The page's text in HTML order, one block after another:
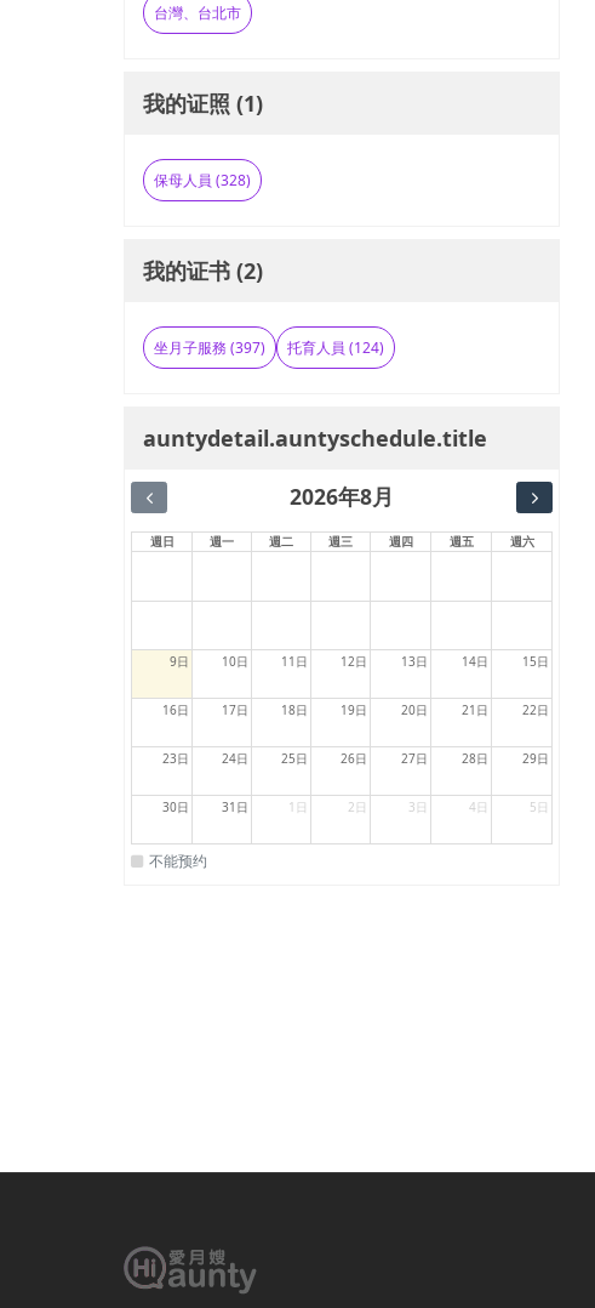
台灣、台北市
我的证照 (1)
保母人員 (328)
我的证书 (2)
坐月子服務 (397) 托育人員 (124)
auntydetail.auntyschedule.title
2026年8月
週日 週一 週二 週三 週四 週五 週六
9日 10日 11日 12日 13日 14日 15日
16日 17日 18日 19日 20日 21日 22日
23日 24日 25日 26日 27日 28日 29日
30日 31日 1日 2日 3日 4日 5日
不能预约